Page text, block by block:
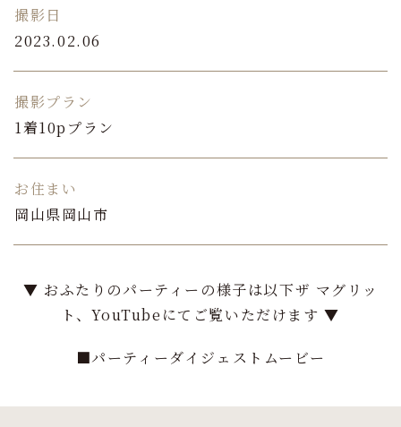
撮影日
2023.02.06
撮影プラン
1着10pプラン
お住まい
岡山県岡山市
▼ おふたりのパーティーの様子は以下ザ マグリッ
ト、YouTubeにてご覧いただけます ▼
■パーティーダイジェストムービー